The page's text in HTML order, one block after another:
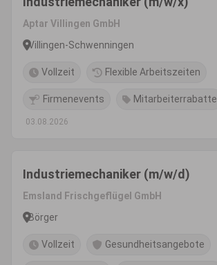
Aptar Villingen GmbH
Villingen-Schwenningen
Vollzeit Flexible Arbeitszeiten
Firmenevents Mitarbeiterrabatte
03.08.2026
Industriemechaniker (m/w/d)
Emsland Frischgeflügel GmbH
Börger
Vollzeit Gesundheitsangebote